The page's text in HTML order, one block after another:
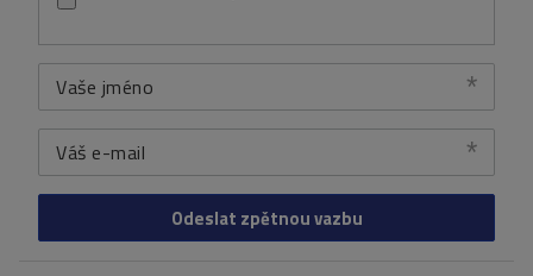
Vaše jméno
Váš e-mail
Odeslat zpětnou vazbu